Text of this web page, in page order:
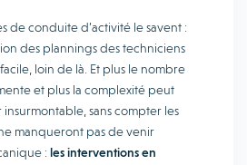
de conduite d’activité le savent :
des plannings des techniciens
loin de là. Et plus le nombre
et plus la complexité peut
sans compter les
manqueront pas de venir
: les interventions en